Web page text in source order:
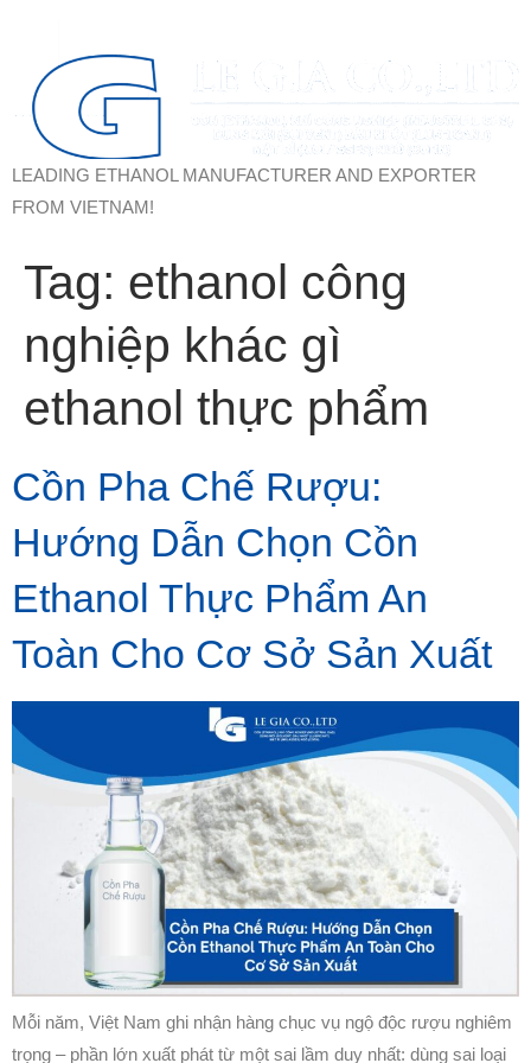
LEADING ETHANOL MANUFACTURER AND EXPORTER
FROM VIETNAM!
Tag: ethanol công
nghiệp khác gì
ethanol thực phẩm
Cồn Pha Chế Rượu:
Hướng Dẫn Chọn Cồn
Ethanol Thực Phẩm An
Toàn Cho Cơ Sở Sản Xuất
Mỗi năm, Việt Nam ghi nhận hàng chục vụ ngộ độc rượu nghiêm
trọng – phần lớn xuất phát từ một sai lầm duy nhất: dùng sai loại